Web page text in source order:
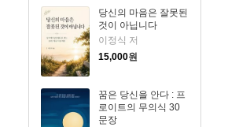
당신의 마음은 잘못된
것이 아닙니다
이정식 저
15,000원
꿈은 당신을 안다 : 프
로이트의 무의식 30
문장